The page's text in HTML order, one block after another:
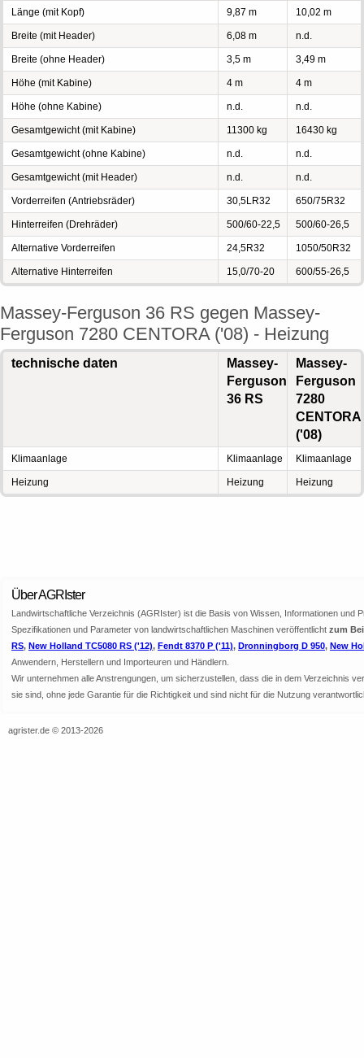
Länge (mit Kopf) 9,87 m 10,02 m
Breite (mit Header) 6,08 m n.d.
Breite (ohne Header) 3,5 m 3,49 m
Höhe (mit Kabine) 4 m 4 m
Höhe (ohne Kabine) n.d. n.d.
Gesamtgewicht (mit Kabine) 11300 kg 16430 kg
Gesamtgewicht (ohne Kabine) n.d. n.d.
Gesamtgewicht (mit Header) n.d. n.d.
Vorderreifen (Antriebsräder) 30,5LR32 650/75R32
Hinterreifen (Drehräder) 500/60-22,5 500/60-26,5
Alternative Vorderreifen 24,5R32 1050/50R32
Alternative Hinterreifen 15,0/70-20 600/55-26,5
Massey-Ferguson 36 RS gegen Massey-
Ferguson 7280 CENTORA ('08) - Heizung
technische daten
Massey-
Ferguson
36 RS
Massey-
Ferguson
7280
CENTORA
('08)
Klimaanlage Klimaanlage Klimaanlage
Heizung Heizung Heizung
Über AGRIster
Landwirtschaftliche Verzeichnis (AGRIster) ist die Basis von Wissen, Informationen
Spezifikationen und Parameter von landwirtschaftlichen Maschinen veröffentlicht zum
RS, New Holland TC5080 RS ('12), Fendt 8370 P ('11), Dronningborg D 950, New
Anwendern, Herstellern und Importeuren und Händlern.
Wir unternehmen alle Anstrengungen, um sicherzustellen, dass die in dem Verzeichnis
sie sind, ohne jede Garantie für die Richtigkeit und sind nicht für die Nutzung
agrister.de © 2013-2026